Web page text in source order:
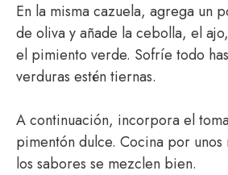
En la misma cazuela, agrega un
de oliva y añade la cebolla, el
el pimiento verde. Sofríe todo
verduras estén tiernas.
A continuación, incorpora el
pimentón dulce. Cocina por unos
los sabores se mezclen bien.